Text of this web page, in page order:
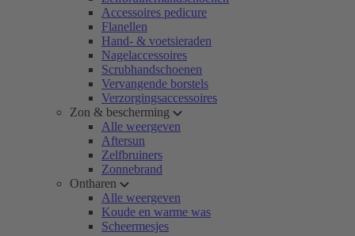
Accessoires pedicure
Flanellen
Hand- & voetsieraden
Nagelaccessoires
Scrubhandschoenen
Vervangende borstels
Verzorgingsaccessoires
Zon & bescherming
Alle weergeven
Aftersun
Zelfbruiners
Zonnebrand
Ontharen
Alle weergeven
Koude en warme was
Scheermesjes